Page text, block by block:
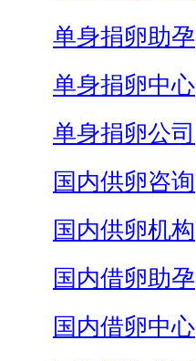
单身捐卵助孕
单身捐卵中心
单身捐卵公司
国内供卵咨询
国内供卵机构
国内借卵助孕
国内借卵中心